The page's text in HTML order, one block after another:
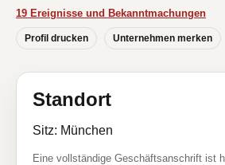
19 Ereignisse und Bekanntmachungen
Profil drucken Unternehmen merken
Standort
Sitz: München
Eine vollständige Geschäftsanschrift ist